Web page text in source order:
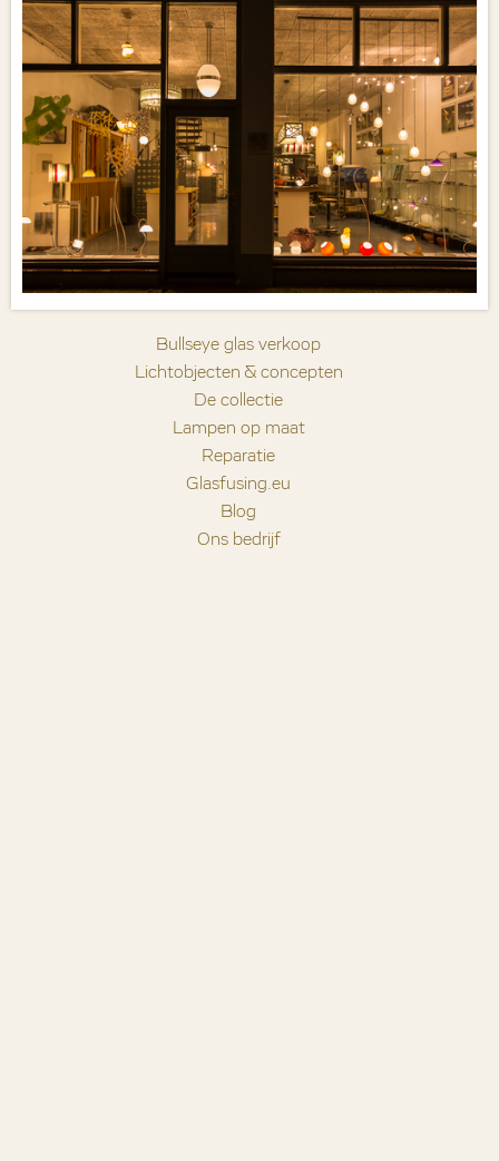
Bullseye glas verkoop
Lichtobjecten & concepten
De collectie
Lampen op maat
Reparatie
Glasfusing.eu
Blog
Ons bedrijf